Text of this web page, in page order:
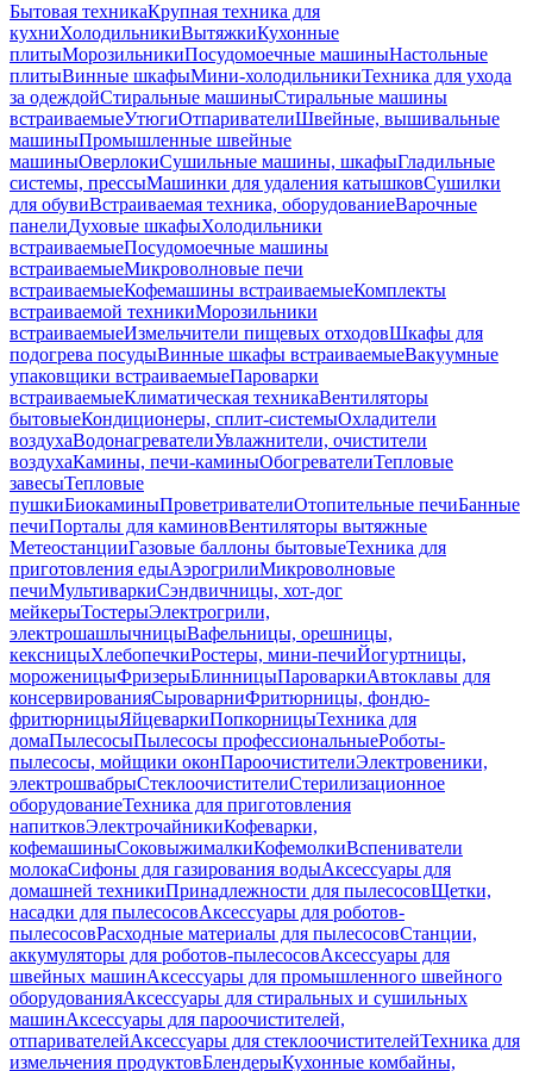
Бытовая техникаКрупная техника для
кухниХолодильникиВытяжкиКухонные
плитыМорозильникиПосудомоечные машиныНастольные
плитыВинные шкафыМини-холодильникиТехника для ухода
за одеждойСтиральные машиныСтиральные машины
встраиваемыеУтюгиОтпаривателиШвейные, вышивальные
машиныПромышленные швейные
машиныОверлокиСушильные машины, шкафыГладильные
системы, прессыМашинки для удаления катышковСушилки
для обувиВстраиваемая техника, оборудованиеВарочные
панелиДуховые шкафыХолодильники
встраиваемыеПосудомоечные машины
встраиваемыеМикроволновые печи
встраиваемыеКофемашины встраиваемыеКомплекты
встраиваемой техникиМорозильники
встраиваемыеИзмельчители пищевых отходовШкафы для
подогрева посудыВинные шкафы встраиваемыеВакуумные
упаковщики встраиваемыеПароварки
встраиваемыеКлиматическая техникаВентиляторы
бытовыеКондиционеры, сплит-системыОхладители
воздухаВодонагревателиУвлажнители, очистители
воздухаКамины, печи-каминыОбогревателиТепловые
завесыТепловые
пушкиБиокаминыПроветривателиОтопительные печиБанные
печиПорталы для каминовВентиляторы вытяжные
МетеостанцииГазовые баллоны бытовыеТехника для
приготовления едыАэрогрилиМикроволновые
печиМультиваркиСэндвичницы, хот-дог
мейкерыТостерыЭлектрогрили,
электрошашлычницыВафельницы, орешницы,
кексницыХлебопечкиРостеры, мини-печиЙогуртницы,
мороженицыФризерыБлинницыПароваркиАвтоклавы для
консервированияСыроварниФритюрницы, фондю-
фритюрницыЯйцеваркиПопкорницыТехника для
домаПылесосыПылесосы профессиональныеРоботы-
пылесосы, мойщики оконПароочистителиЭлектровеники,
электрошвабрыСтеклоочистителиСтерилизационное
оборудованиеТехника для приготовления
напитковЭлектрочайникиКофеварки,
кофемашиныСоковыжималкиКофемолкиВспениватели
молокаСифоны для газирования водыАксессуары для
домашней техникиПринадлежности для пылесосовЩетки,
насадки для пылесосовАксессуары для роботов-
пылесосовРасходные материалы для пылесосовСтанции,
аккумуляторы для роботов-пылесосовАксессуары для
швейных машинАксессуары для промышленного швейного
оборудованияАксессуары для стиральных и сушильных
машинАксессуары для пароочистителей,
отпаривателейАксессуары для стеклоочистителейТехника для
измельчения продуктовБлендерыКухонные комбайны,